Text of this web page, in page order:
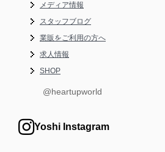
メディア情報
スタッフブログ
業販をご利用の方へ
求人情報
SHOP
@heartupworld
Yoshi Instagram